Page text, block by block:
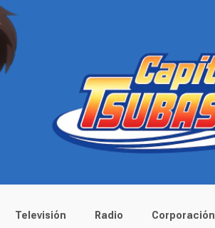
Televisión Radio Corporación